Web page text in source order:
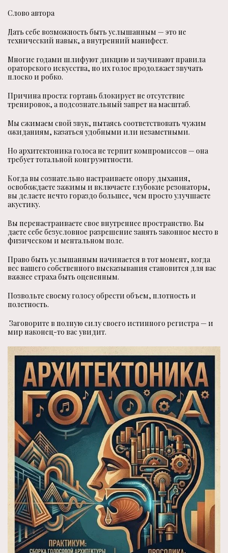
Слово автора
Дать себе возможность быть услышанным — это не
технический навык, а внутренний манифест.
Многие годами шлифуют дикцию и заучивают правила
ораторского искусства, но их голос продолжает звучать
плоско и робко.
Причина проста: гортань блокирует не отсутствие
тренировок, а подсознательный запрет на масштаб.
Мы сжимаем свой звук, пытаясь соответствовать чужим
ожиданиям, казаться удобными или незаметными.
Но архитектоника голоса не терпит компромиссов — она
требует тотальной конгруэнтности.
Когда вы сознательно настраиваете опору дыхания,
освобождаете зажимы и включаете глубокие резонаторы,
вы делаете нечто гораздо большее, чем просто улучшаете
акустику.
Вы перенастраиваете свое внутреннее пространство. Вы
даете себе безусловное разрешение занять законное место в
физическом и ментальном поле.
Право быть услышанным начинается в тот момент, когда
вес вашего собственного высказывания становится для вас
важнее страха быть оцененным.
Позвольте своему голосу обрести объем, плотность и
полетность.
Заговорите в полную силу своего истинного регистра — и
мир наконец-то вас увидит.